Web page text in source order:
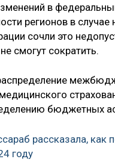
в
регионов в
сочли это
смогут сократить.
бюджетных
рассказала, как
году